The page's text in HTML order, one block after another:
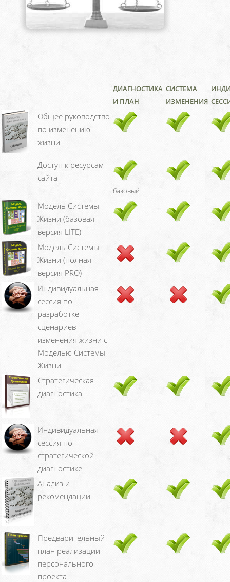
ДИАГНОСТИКА
И ПЛАН
СИСТЕМА
ИЗМЕНЕНИЯ
Общее руководство
по изменению
жизни
Доступ к ресурсам
сайта
базовый
Модель Системы
Жизни (базовая
версия LITE)
Модель Системы
Жизни (полная
версия PRO)
Индивидуальная
сессия по
разработке
сценариев
изменения жизни с
Моделью Системы
Жизни
Стратегическая
диагностика
Индивидуальная
сессия по
стратегической
диагностике
Анализ и
рекомендации
Предварительный
план реализации
персонального
проекта